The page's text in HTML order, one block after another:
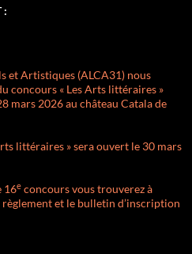
:
et Artistiques (ALCA31) nous
concours « Les Arts littéraires »
mars 2026 au château Catala de
littéraires » sera ouvert le 30 mars
16e concours vous trouverez à
et le bulletin d’inscription